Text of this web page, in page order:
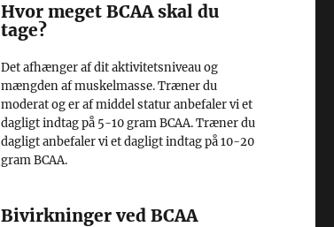
Hvor meget BCAA skal du
tage?
Det afhænger af dit aktivitetsniveau og
mængden af muskelmasse. Træner du
moderat og er af middel statur anbefaler vi et
dagligt indtag på 5-10 gram BCAA. Træner du
dagligt anbefaler vi et dagligt indtag på 10-20
gram BCAA.
Bivirkninger ved BCAA